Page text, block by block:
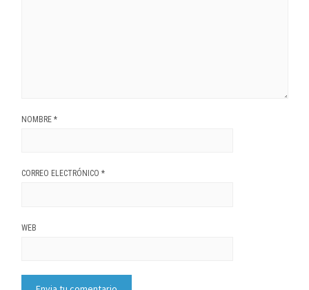
NOMBRE*
CORREO ELECTRÓNICO*
WEB